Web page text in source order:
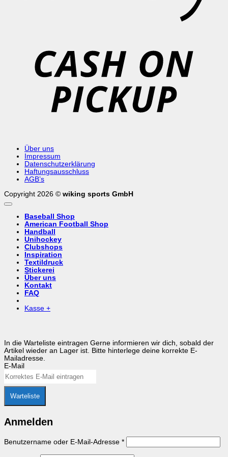
Über uns
Impressum
Datenschutzerklärung
Haftungsausschluss
AGB’s
Copyright 2026 © wiking sports GmbH
Baseball Shop
American Football Shop
Handball
Unihockey
Clubshops
Inspiration
Textildruck
Stickerei
Über uns
Kontakt
FAQ
Kasse +
In die Warteliste eintragen Gerne informieren wir dich, sobald der
Artikel wieder an Lager ist. Bitte hinterlege deine korrekte E-
Mailadresse.
E-Mail
Warteliste
Anmelden
Benutzername oder E-Mail-Adresse *Erforderlich